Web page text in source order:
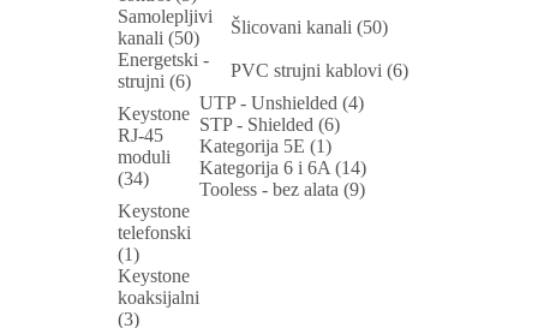
Samolepljivi
kanali (50)
Šlicovani kanali (50)
Energetski -
strujni (6)
PVC strujni kablovi (6)
Keystone
RJ-45
moduli
(34)
UTP - Unshielded (4)
STP - Shielded (6)
Kategorija 5E (1)
Kategorija 6 i 6A (14)
Tooless - bez alata (9)
Keystone
telefonski
(1)
Keystone
koaksijalni
(3)